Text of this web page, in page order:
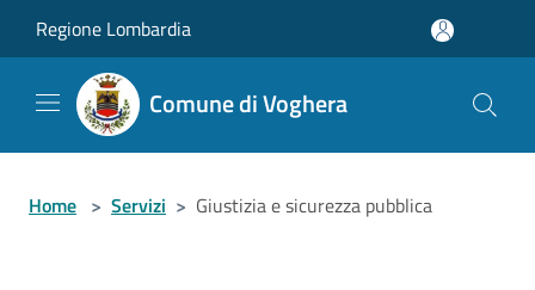
Regione Lombardia
Comune di Voghera
Home > Servizi > Giustizia e sicurezza pubblica